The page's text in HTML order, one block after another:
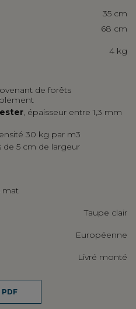
35 cm
68 cm
4 kg
de forêts
, épaisseur entre 1,3 mm
30 kg par m3
de 5 cm de largeur
mat
Taupe clair
Européenne
Livré monté
PDF